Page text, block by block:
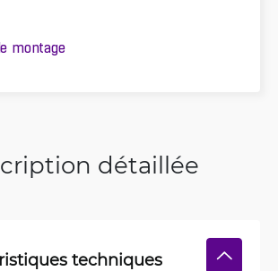
montage
détaillée
techniques